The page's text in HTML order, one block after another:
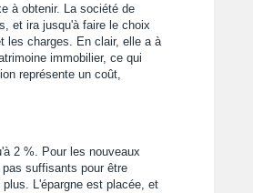
à obtenir. La société de
et ira jusqu'à faire le choix
les charges. En clair, elle a à
immobilier, ce qui
représente un coût,
2 %. Pour les nouveaux
suffisants pour être
L'épargne est placée, et